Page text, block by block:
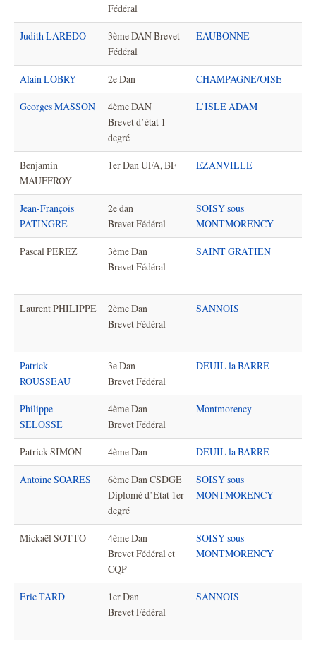
Fédéral
Judith LAREDO
3ème DAN Brevet
Fédéral
EAUBONNE
Alain LOBRY 2e Dan CHAMPAGNE/OISE
Georges MASSON
4ème DAN
Brevet d’état 1
degré
L’ISLE ADAM
Benjamin
MAUFFROY
1er Dan UFA, BF EZANVILLE
Jean-François
PATINGRE
2e dan
Brevet Fédéral
SOISY sous
MONTMORENCY
Pascal PEREZ
3ème Dan
Brevet Fédéral
SAINT GRATIEN
Laurent PHILIPPE
2ème Dan
Brevet Fédéral
SANNOIS
Patrick
ROUSSEAU
3e Dan
Brevet Fédéral
DEUIL la BARRE
Philippe
SELOSSE
4ème Dan
Brevet Fédéral
Montmorency
Patrick SIMON 4ème Dan DEUIL la BARRE
Antoine SOARES
6ème Dan CSDGE
Diplomé d’Etat 1er
degré
SOISY sous
MONTMORENCY
Mickaël SOTTO
4ème Dan
Brevet Fédéral et
CQP
SOISY sous
MONTMORENCY
Eric TARD
1er Dan
Brevet Fédéral
SANNOIS